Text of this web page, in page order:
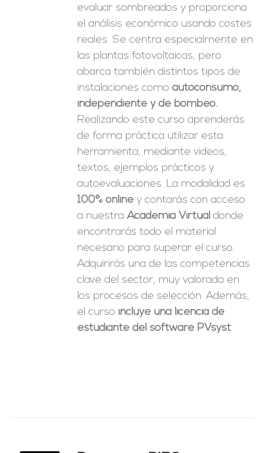
evaluar sombreados y proporciona
el análisis económico usando costes
reales. Se centra especialmente en
las plantas fotovoltaicas, pero
abarca también distintos tipos de
instalaciones comoautoconsumo,
independiente y de bombeo.
Realizando este curso aprenderás
de forma práctica utilizar esta
herramienta, mediante videos,
textos, ejemplos prácticos y
autoevaluaciones. La modalidad es
100% online y contarás con acceso
a nuestraAcademia Virtual donde
encontrarás todo el material
necesario para superar el curso.
Adquirirás una de las competencias
clave del sector, muy valorada en
los procesos de selección. Además,
el curso incluye una licencia de
estudiante del software PVsyst.